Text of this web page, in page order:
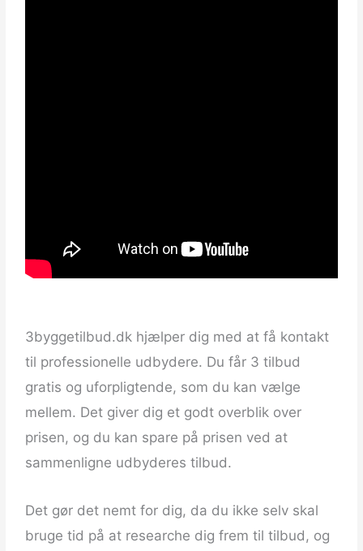
3byggetilbud.dk hjælper dig med at få kontakt
til professionelle udbydere. Du får 3 tilbud
gratis og uforpligtende, som du kan vælge
mellem. Det giver dig et godt overblik over
prisen, og du kan spare på prisen ved at
sammenligne udbyderes tilbud.
Det gør det nemt for dig, da du ikke selv skal
bruge tid på at researche dig frem til tilbud, og